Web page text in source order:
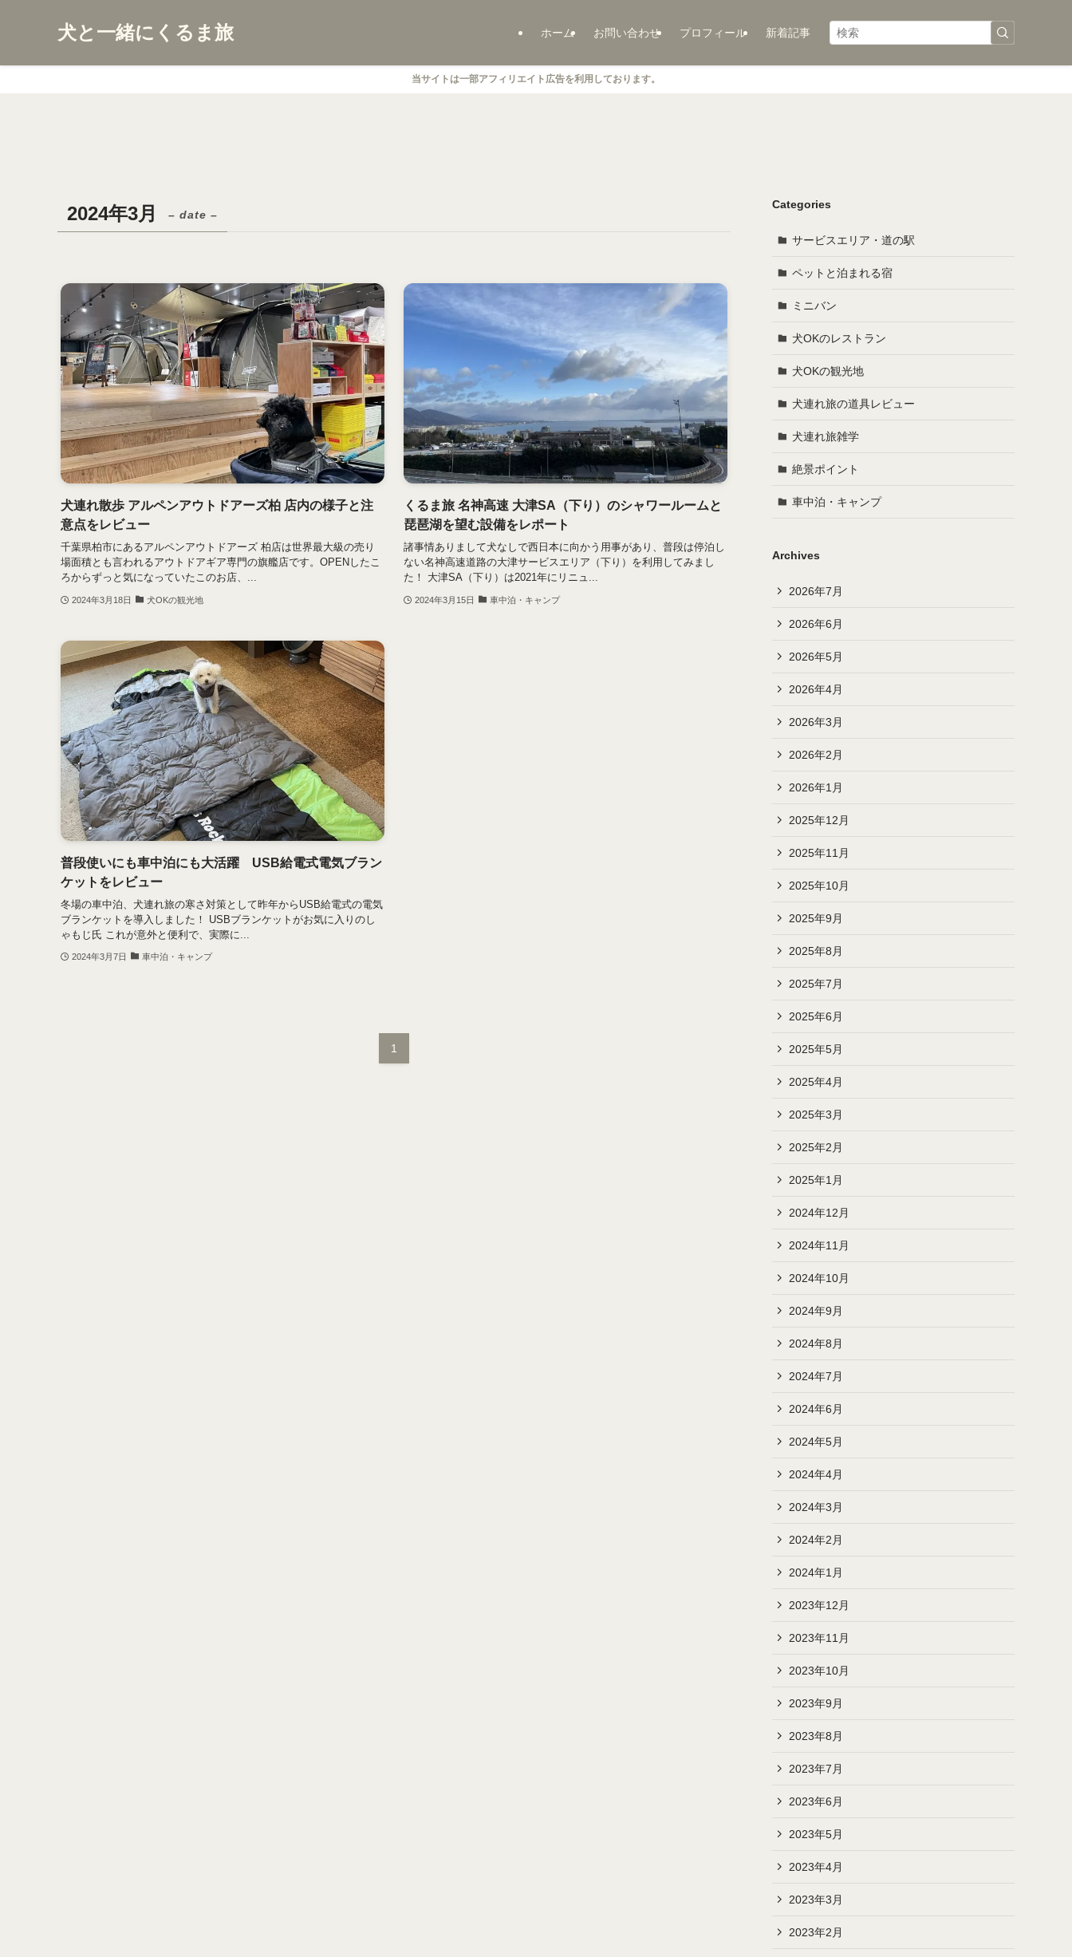
犬と一緒にくるま旅 ホーム お問い合わせ プロフィール 新着記事
当サイトは一部アフィリエイト広告を利用しております。
2024年3月 – date –
犬連れ散歩 アルペンアウトドアーズ柏 店内の様子と注
意点をレビュー
千葉県柏市にあるアルペンアウトドアーズ 柏店は世界最大級の売り
場面積とも言われるアウトドアギア専門の旗艦店です。OPENしたこ
ろからずっと気になっていたこのお店、...
2024年3月18日 犬OKの観光地
くるま旅 名神高速 大津SA（下り）のシャワールームと
琵琶湖を望む設備をレポート
諸事情ありまして犬なしで西日本に向かう用事があり、普段は停泊し
ない名神高速道路の大津サービスエリア（下り）を利用してみまし
た！ 大津SA（下り）は2021年にリニュ...
2024年3月15日 車中泊・キャンプ
普段使いにも車中泊にも大活躍 USB給電式電気ブラン
ケットをレビュー
冬場の車中泊、犬連れ旅の寒さ対策として昨年からUSB給電式の電気
ブランケットを導入しました！ USBブランケットがお気に入りのし
ゃもじ氏 これが意外と便利で、実際に...
2024年3月7日 車中泊・キャンプ
1
Categories
サービスエリア・道の駅
ペットと泊まれる宿
ミニバン
犬OKのレストラン
犬OKの観光地
犬連れ旅の道具レビュー
犬連れ旅雑学
絶景ポイント
車中泊・キャンプ
Archives
2026年7月
2026年6月
2026年5月
2026年4月
2026年3月
2026年2月
2026年1月
2025年12月
2025年11月
2025年10月
2025年9月
2025年8月
2025年7月
2025年6月
2025年5月
2025年4月
2025年3月
2025年2月
2025年1月
2024年12月
2024年11月
2024年10月
2024年9月
2024年8月
2024年7月
2024年6月
2024年5月
2024年4月
2024年3月
2024年2月
2024年1月
2023年12月
2023年11月
2023年10月
2023年9月
2023年8月
2023年7月
2023年6月
2023年5月
2023年4月
2023年3月
2023年2月